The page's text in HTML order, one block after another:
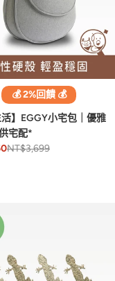
💰 2%回饋 💰
活】EGGY小宅包｜優雅
宅配*
NT$3,699